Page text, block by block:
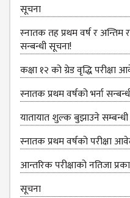
EDUCATION
DEPARTMENT
MANAGEMENT
DEPARTMENT
MEMBERS
TEACHING
STAFFS
NON
TEACHING
STAFFS
सूचना
स्‍नातक तह प्रथम वर्ष र अन्तिम
सन्बन्धी सूचना!
कक्षा १२ को ग्रेड वृद्धि
स्नातक प्रथम वर्षको भर्ना
यातायात शुल्‍क बुझाउने
स्नातक प्रथम वर्षको परीक्षा
आन्तरिक परीक्षाको नतिजा
सूचना